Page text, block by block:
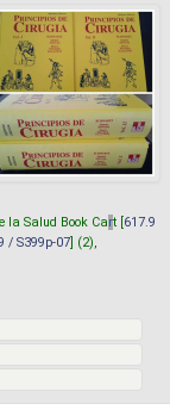
la Salud Book Cart [ 617.9
/ S399p-07 ] (2),